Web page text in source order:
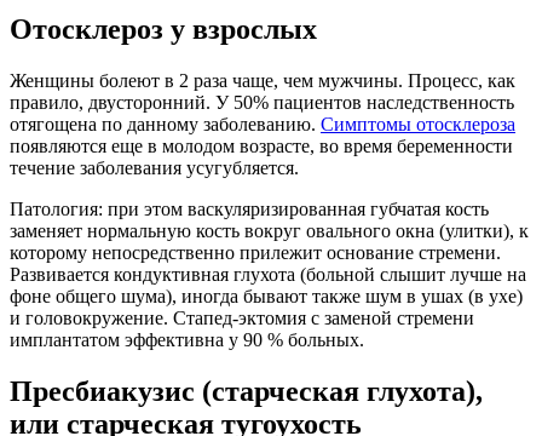
Отосклероз у взрослых
Женщины болеют в 2 раза чаще, чем мужчины. Процесс, как
правило, двусторонний. У 50% пациентов наследственность
отягощена по данному заболеванию. Симптомы отосклероза
появляются еще в молодом возрасте, во время беременности
течение заболевания усугубляется.
Патология: при этом васкуляризированная губчатая кость
заменяет нормальную кость вокруг овального окна (улитки), к
которому непосредственно прилежит основание стремени.
Развивается кондуктивная глухота (больной слышит лучше на
фоне общего шума), иногда бывают также шум в ушах (в ухе)
и головокружение. Стапед-эктомия с заменой стремени
имплантатом эффективна у 90 % больных.
Пресбиакузис (старческая глухота),
или старческая тугоухость